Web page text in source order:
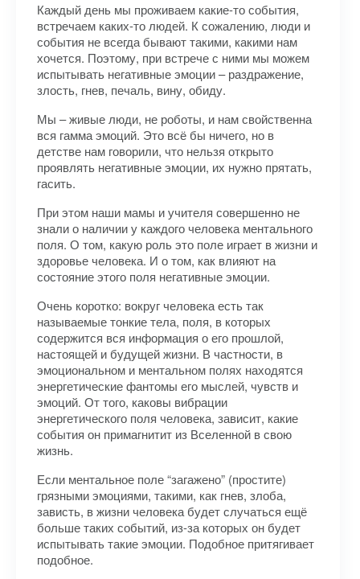
Каждый день мы проживаем какие-то события,
встречаем каких-то людей. К сожалению, люди и
события не всегда бывают такими, какими нам
хочется. Поэтому, при встрече с ними мы можем
испытывать негативные эмоции – раздражение,
злость, гнев, печаль, вину, обиду.
Мы – живые люди, не роботы, и нам свойственна
вся гамма эмоций. Это всё бы ничего, но в
детстве нам говорили, что нельзя открыто
проявлять негативные эмоции, их нужно прятать,
гасить.
При этом наши мамы и учителя совершенно не
знали о наличии у каждого человека ментального
поля. О том, какую роль это поле играет в жизни и
здоровье человека. И о том, как влияют на
состояние этого поля негативные эмоции.
Очень коротко: вокруг человека есть так
называемые тонкие тела, поля, в которых
содержится вся информация о его прошлой,
настоящей и будущей жизни. В частности, в
эмоциональном и ментальном полях находятся
энергетические фантомы его мыслей, чувств и
эмоций. От того, каковы вибрации
энергетического поля человека, зависит, какие
события он примагнитит из Вселенной в свою
жизнь.
Если ментальное поле “загажено” (простите)
грязными эмоциями, такими, как гнев, злоба,
зависть, в жизни человека будет случаться ещё
больше таких событий, из-за которых он будет
испытывать такие эмоции. Подобное притягивает
подобное.